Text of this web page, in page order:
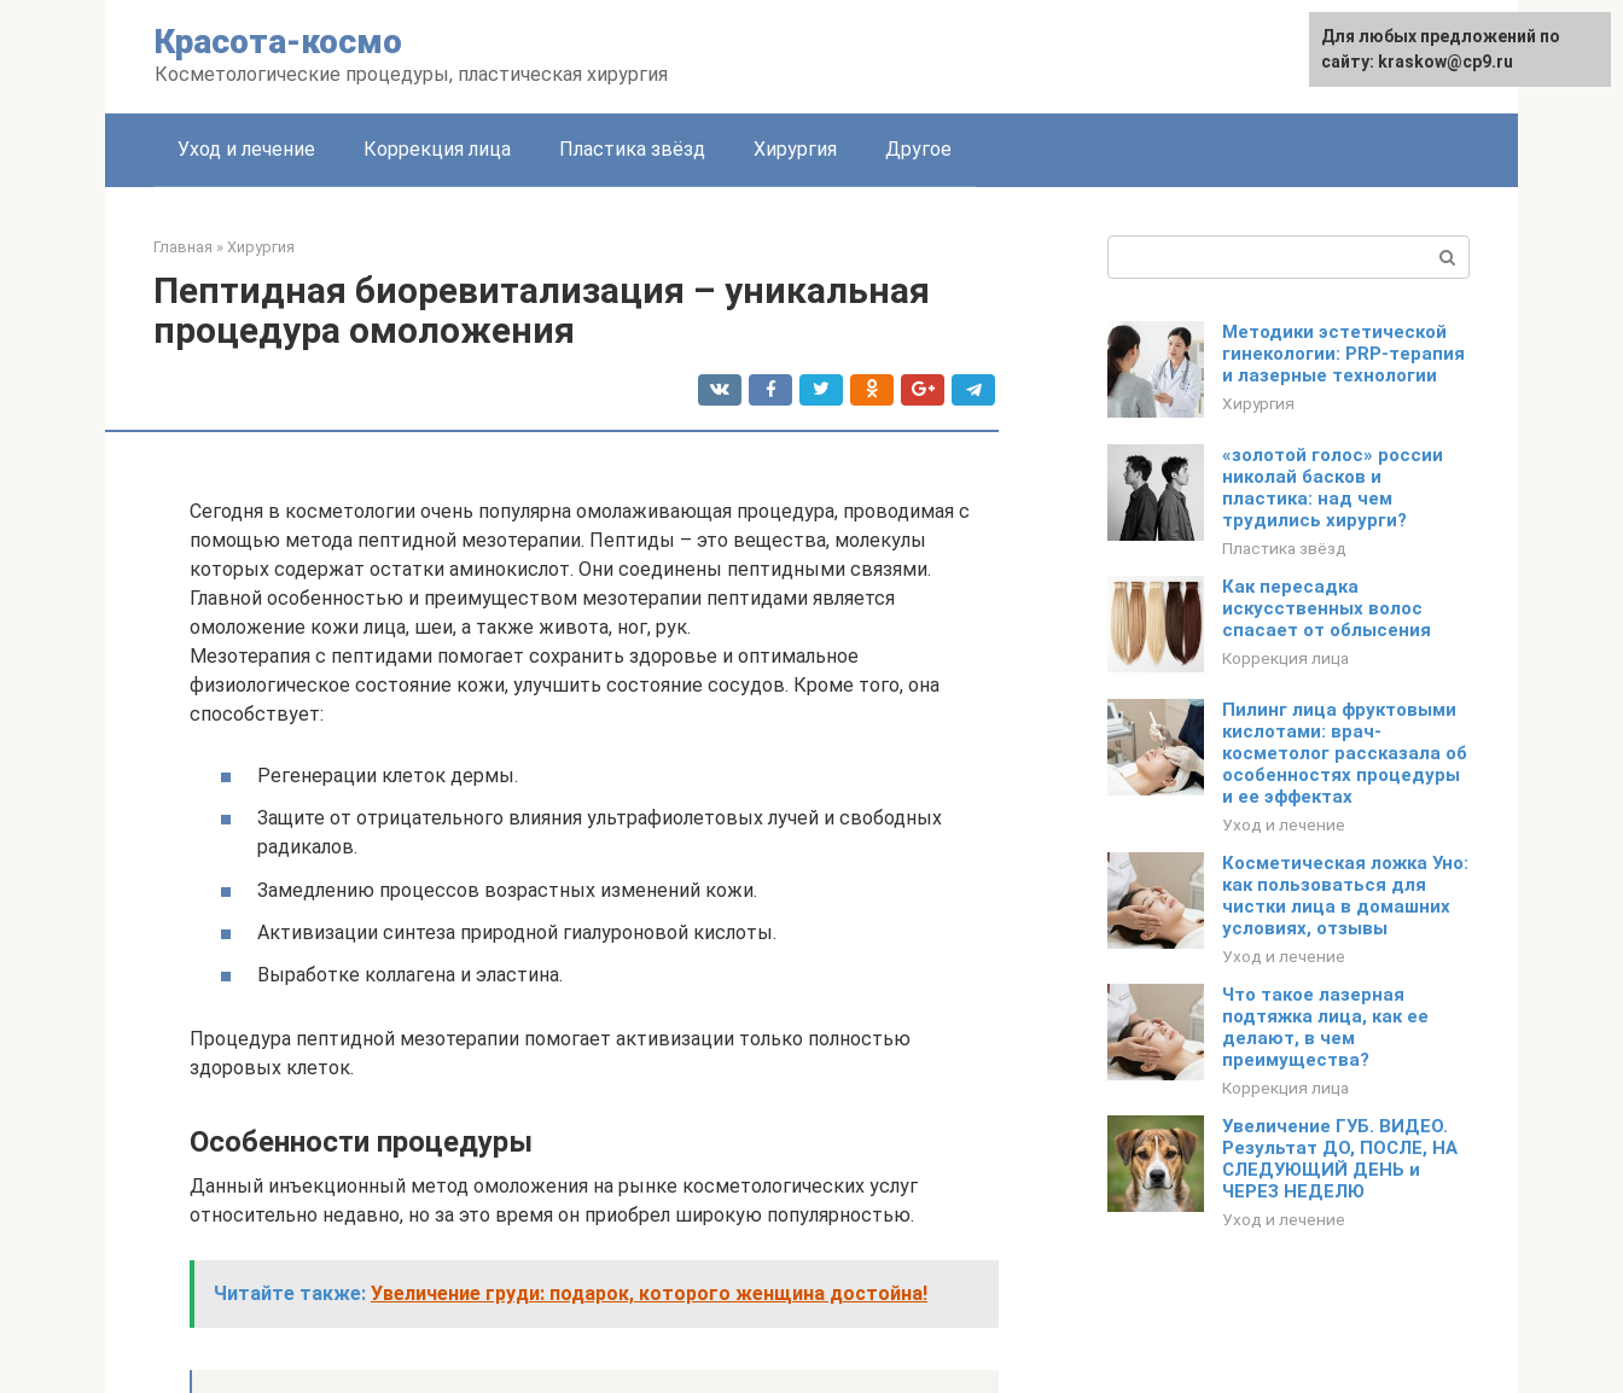
Красота-космо
Косметологические процедуры, пластическая хирургия
Уход и лечение Коррекция лица Пластика звёзд Хирургия Другое
Главная » Хирургия
Пептидная биоревитализация – уникальная
процедура омоложения
Сегодня в косметологии очень популярна омолаживающая процедура, проводимая с
помощью метода пептидной мезотерапии. Пептиды – это вещества, молекулы
которых содержат остатки аминокислот. Они соединены пептидными связями.
Главной особенностью и преимуществом мезотерапии пептидами является
омоложение кожи лица, шеи, а также живота, ног, рук.
Мезотерапия с пептидами помогает сохранить здоровье и оптимальное
физиологическое состояние кожи, улучшить состояние сосудов. Кроме того, она
способствует:
Регенерации клеток дермы.
Защите от отрицательного влияния ультрафиолетовых лучей и свободных
радикалов.
Замедлению процессов возрастных изменений кожи.
Активизации синтеза природной гиалуроновой кислоты.
Выработке коллагена и эластина.
Процедура пептидной мезотерапии помогает активизации только полностью
здоровых клеток.
Особенности процедуры
Данный инъекционный метод омоложения на рынке косметологических услуг
относительно недавно, но за это время он приобрел широкую популярностью.
Читайте также: Увеличение груди: подарок, которого женщина достойна!
Методики эстетической
гинекологии: PRP-терапия
и лазерные технологии
Хирургия
«золотой голос» россии
николай басков и
пластика: над чем
трудились хирурги?
Пластика звёзд
Как пересадка
искусственных волос
спасает от облысения
Коррекция лица
Пилинг лица фруктовыми
кислотами: врач-
косметолог рассказала об
особенностях процедуры
и ее эффектах
Уход и лечение
Косметическая ложка Уно:
как пользоваться для
чистки лица в домашних
условиях, отзывы
Уход и лечение
Что такое лазерная
подтяжка лица, как ее
делают, в чем
преимущества?
Коррекция лица
Увеличение ГУБ. ВИДЕО.
Результат ДО, ПОСЛЕ, НА
СЛЕДУЮЩИЙ ДЕНЬ и
ЧЕРЕЗ НЕДЕЛЮ
Уход и лечение
Для любых предложений по
сайту: kraskow@cp9.ru